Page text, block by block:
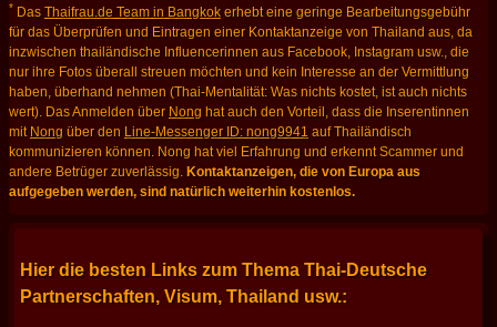
* Das Thaifrau.de Team in Bangkok erhebt eine geringe Bearbeitungsgebühr
für das Überprüfen und Eintragen einer Kontaktanzeige von Thailand aus, da
inzwischen thailändische Influencerinnen aus Facebook, Instagram usw., die
nur ihre Fotos überall streuen möchten und kein Interesse an der Vermittlung
haben, überhand nehmen (Thai-Mentalität: Was nichts kostet, ist auch nichts
wert). Das Anmelden über Nong hat auch den Vorteil, dass die Inserentinnen
mit Nong über den Line-Messenger ID: nong9941 auf Thailändisch
kommunizieren können. Nong hat viel Erfahrung und erkennt Scammer und
andere Betrüger zuverlässig. Kontaktanzeigen, die von Europa aus
aufgegeben werden, sind natürlich weiterhin kostenlos.
Hier die besten Links zum Thema Thai-Deutsche
Partnerschaften, Visum, Thailand usw.: